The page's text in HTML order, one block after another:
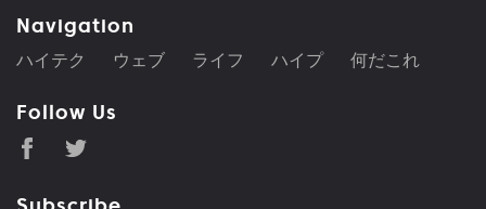
Navigation
ハイテク ウェブ ライフ ハイプ 何だこれ
Follow Us